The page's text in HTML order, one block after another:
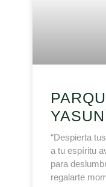
“Despierta
a tu espíritu
para
regalarte